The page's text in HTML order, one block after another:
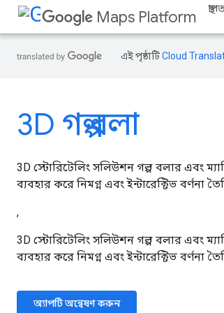
Maps Platform
এই পৃষ্ঠাটিCloud
3D গল্প বলা
3D স্টোরিটেলিং সলিউশন গল্প বলার এবং
ব্যবহার করে নিমগ্ন এবং ইন্টারেক্টিভ বর্ণনা
,
3D স্টোরিটেলিং সলিউশন গল্প বলার এবং
ব্যবহার করে নিমগ্ন এবং ইন্টারেক্টিভ বর্ণনা
অ্যাপটি অন্বেষণ করুন